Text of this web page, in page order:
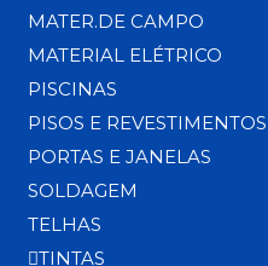
MATER.DE CAMPO
MATERIAL ELÉTRICO
PISCINAS
PISOS E REVESTIMENTOS
PORTAS E JANELAS
SOLDAGEM
TELHAS
TINTAS